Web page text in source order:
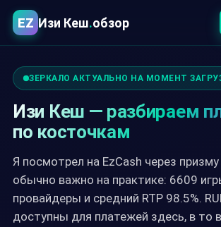
EZ Изи Кеш.обзор
ЗЕРКАЛО АКТУАЛЬНО НА МОМЕНТ
Изи Кеш — разбираем
по косточкам
Я посмотрел на EzCash через
обычно важно на практике: 6609
провайдеры и средний RTP 98.5%.
доступны для платежей здесь, в то